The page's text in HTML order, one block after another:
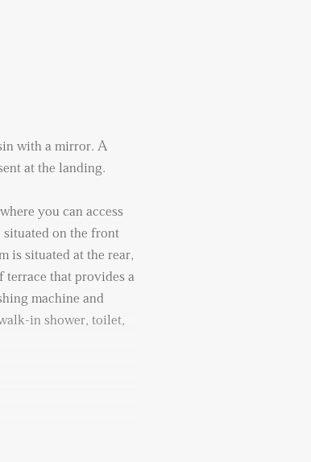
with a mirror. A
at the landing.
you can access
situated on the front
is situated at the rear,
terrace that provides a
machine and
in shower, toilet,